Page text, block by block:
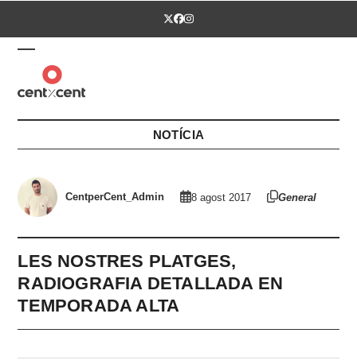
Twitter
Facebook
Instagram
Open
mobile
menu
Close
mobile
menu
NOTÍCIA
CentperCent_Admin 8 agost 2017 General
LES NOSTRES PLATGES,
RADIOGRAFIA DETALLADA EN
TEMPORADA ALTA